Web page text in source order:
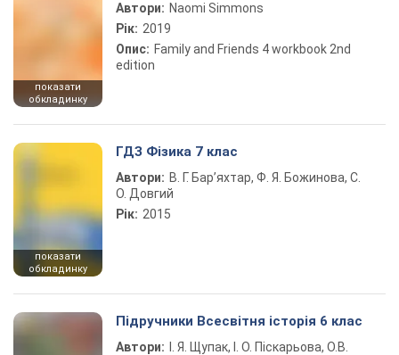
показати
обкладинку
Автори: Naomi Simmons
Рік: 2019
Опис: Family and Friends 4 workbook 2nd
edition
показати
обкладинку
ГДЗ Фізика 7 клас
Автори: В. Г. Бар’яхтар, Ф. Я. Божинова, С.
О. Довгий
Рік: 2015
Підручники Всесвітня історія 6 клас
Автори:
І. Я. Щупак, І. О. Піскарьова, О.В.